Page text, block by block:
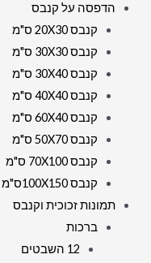
הדפסה על קנבס
קנבס 20X30 ס"מ
קנבס 30X30 ס"מ
קנבס 30X40 ס"מ
קנבס 40X40 ס"מ
קנבס 60X40 ס"מ
קנבס 50X70 ס"מ
קנבס 70X100 ס"מ
קנבס 100X150ס"מ
תמונות זכוכית וקנבס
ברכות
12 השבטים